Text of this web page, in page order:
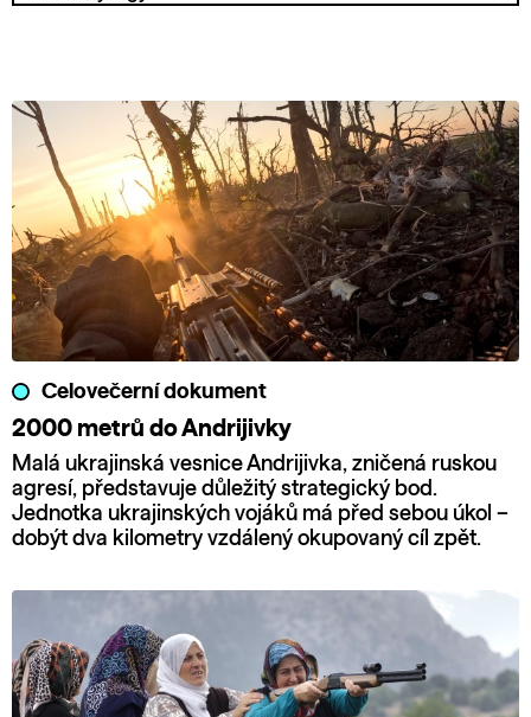
Celovečerní dokument
2000 metrů do Andrijivky
Malá ukrajinská vesnice Andrijivka, zničená ruskou
agresí, představuje důležitý strategický bod.
Jednotka ukrajinských vojáků má před sebou úkol –
dobýt dva kilometry vzdálený okupovaný cíl zpět.